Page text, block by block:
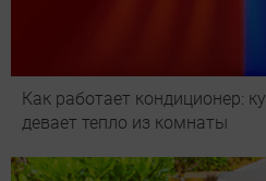
Как работает кондиционер:
девает тепло из комнаты